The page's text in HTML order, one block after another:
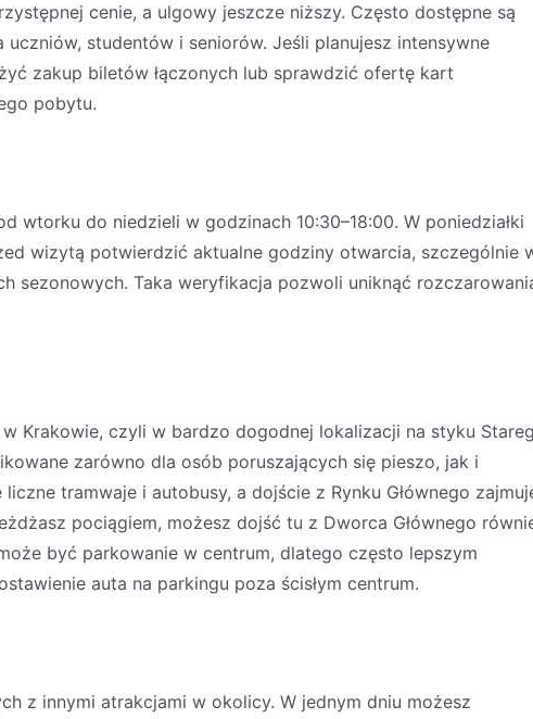
cenie, a ulgowy jeszcze niższy. Często dostępne są
studentów i seniorów. Jeśli planujesz intensywne
zakup biletów łączonych lub sprawdzić ofertę kart
pobytu.
wtorku do niedzieli w godzinach 10:30–18:00. W poniedziałki
wizytą potwierdzić aktualne godziny otwarcia, szczególnie
sezonowych. Taka weryfikacja pozwoli uniknąć
Krakowie, czyli w bardzo dogodnej lokalizacji na styku
zarówno dla osób poruszających się pieszo, jak i
tramwaje i autobusy, a dojście z Rynku Głównego
pociągiem, możesz dojść tu z Dworca Głównego
być parkowanie w centrum, dlatego często lepszym
auta na parkingu poza ścisłym centrum.
z innymi atrakcjami w okolicy. W jednym dniu możesz